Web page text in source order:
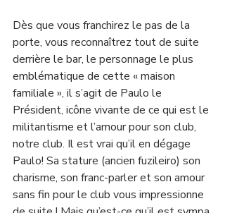
Dès que vous franchirez le pas de la
porte, vous reconnaîtrez tout de suite
derrière le bar, le personnage le plus
emblématique de cette « maison
familiale », il s’agit de Paulo le
Président, icône vivante de ce qui est le
militantisme et l’amour pour son club,
notre club. Il est vrai qu’il en dégage
Paulo! Sa stature (ancien fuzileiro) son
charisme, son franc-parler et son amour
sans fin pour le club vous impressionne